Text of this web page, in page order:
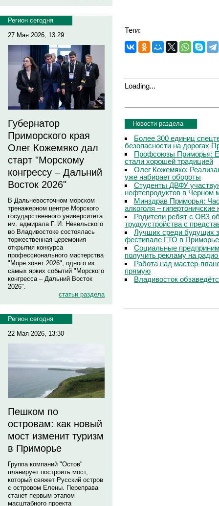
Регион сегодня
27 Мая 2026, 13:29
Губернатор
Приморского края
Олег Кожемяко дал
старт "Морскому
конгрессу – Дальний
Восток 2026"
В Дальневосточном морском
тренажерном центре Морского
государственного университета
им. адмирала Г. И. Невельского
во Владивостоке состоялась
торжественная церемония
открытия конкурса
профессионального мастерства
"Море зовет 2026", одного из
самых ярких событий "Морского
конгресса – Дальний Восток
2026".
статьи раздела
Регион сегодня
22 Мая 2026, 13:30
Пешком по
островам: как новый
мост изменит туризм
в Приморье
Группа компаний "Остов"
планирует построить мост,
который свяжет Русский остров
с островом Елены. Переправа
станет первым этапом
масштабного проекта
Теги:
Loading...
Новости раздела
Более 300 единиц
безопасности на дорогах
Профсоюзы Приморья:
стали хорошей традицией
Олег Кожемяко:
уже набирает обороты
Студенты ДВФУ
нефтепродуктов в Черном
Минздрав Приморья:
алкоголя –
Родители ребят с ОВЗ
трудоустройства с
Лучших среди будущих
фестивале ГТО в Приморье
Социальные
получить рекламу на
Работа над мастер-
прямую
Владивосток